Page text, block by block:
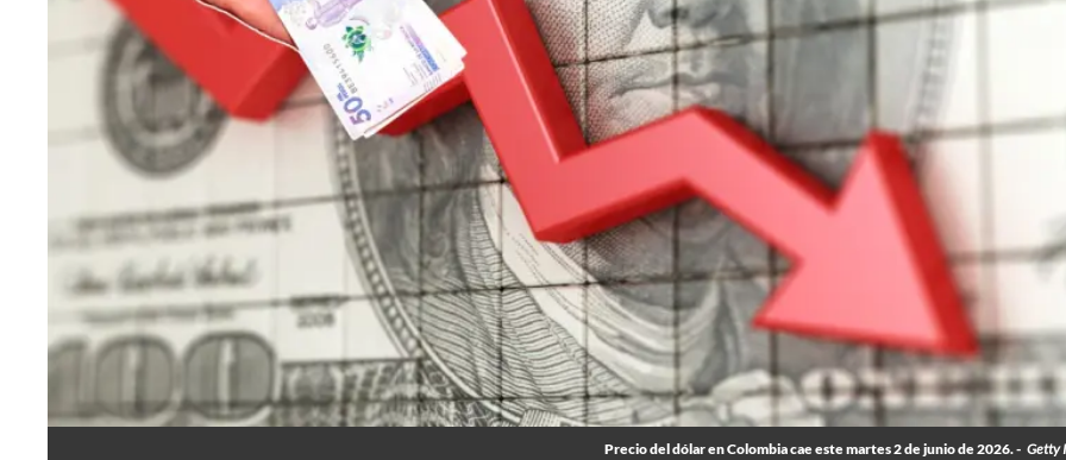
Precio del dólar en Colombia cae este martes 2 de junio de 2026. - Getty